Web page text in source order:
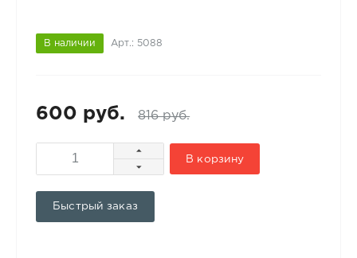
В наличии Арт.: 5088
600 руб. 816 руб.
В корзину
Быстрый заказ